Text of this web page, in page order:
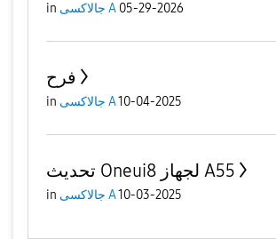
in جالاكسى A 05-29-2026
فرح
in جالاكسى A10-04-2025
تحديث Oneui8 لجهاز A55
in جالاكسى A10-03-2025